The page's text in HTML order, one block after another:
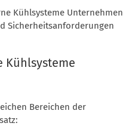
Kühlsysteme Unternehmen
Sicherheitsanforderungen
Kühlsysteme
Bereichen der